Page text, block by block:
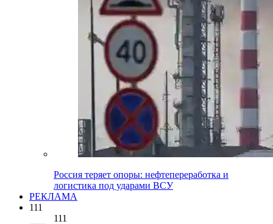
Россия теряет опоры: нефтепереработка и
логистика под ударами ВСУ
РЕКЛАМА
111
111